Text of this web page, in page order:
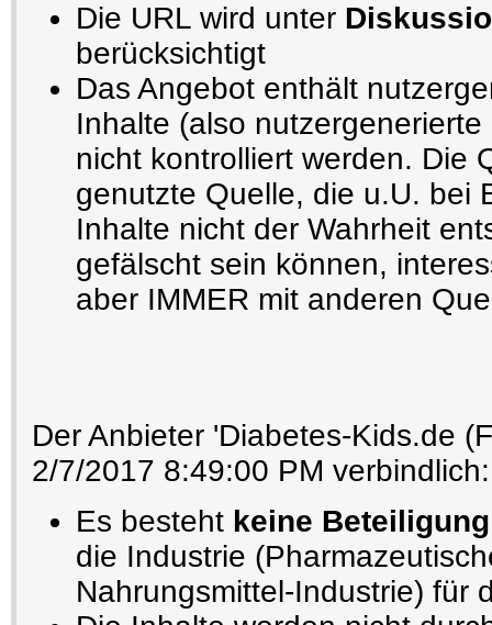
Die URL wird unter
berücksichtigt
Das Angebot enthält
Inhalte (also
nicht kontrolliert werden. Die
genutzte Quelle, die u.U. bei
Inhalte nicht der Wahrheit
gefälscht sein können,
aber IMMER mit anderen
Der Anbieter 'Diabetes-Kids.de
2/7/2017 8:49:00 PM verbindlich:
Es besteht keine
die Industrie
Nahrungsmittel-Industrie) für